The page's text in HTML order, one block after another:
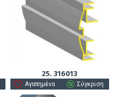
25. 316013
Αγαπημένα Σύγκριση